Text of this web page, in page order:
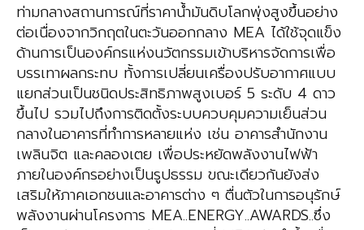
ท่ามกลางสถานการณ์ที่ราคาน้ำมันดิบโลกพุ่งสูงขึ้นอย่าง
ต่อเนื่องจากวิกฤตในตะวันออกกลาง MEA ได้ใช้จุดแข็ง
ด้านการเป็นองค์กรแห่งนวัตกรรมเข้าบริหารจัดการเพื่อ
บรรเทาผลกระทบ ทั้งการเปลี่ยนเครื่องปรับอากาศแบบ
แยกส่วนเป็นชนิดประสิทธิภาพสูงเบอร์ 5 ระดับ 4 ดาว
ขึ้นไป รวมไปถึงการติดตั้งระบบควบคุมความเย็นส่วน
กลางในอาคารที่ทำการหลายแห่ง เช่น อาคารสำนักงาน
เพลินจิต และคลองเตย เพื่อประหยัดพลังงานไฟฟ้า
ภายในองค์กรอย่างเป็นรูปธรรม ขณะเดียวกันยังส่ง
เสริมให้ภาคเอกชนและอาคารต่าง ๆ ตื่นตัวในการอนุรักษ์
พลังงานผ่านโครงการ MEA..ENERGY..AWARDS..ซึ่ง